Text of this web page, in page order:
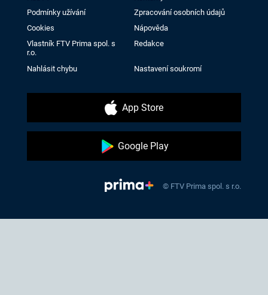
Podmínky užívání
Zpracování osobních údajů
Cookies
Nápověda
Vlastník FTV Prima spol. s
r.o.
Redakce
Nahlásit chybu Nastavení soukromí
App Store
Google Play
© FTV Prima spol. s r.o.